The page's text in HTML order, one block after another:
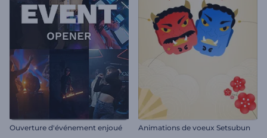
Ouverture d'événement enjoué Animations de voeux Setsubun